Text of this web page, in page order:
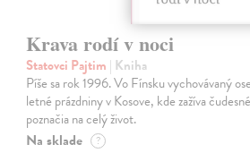
Krava rodí v noci
Statovci Pajtim | Kniha
Píše sa rok 1996. Vo Fínsku vychovávaný
letné prázdniny v Kosove, kde zažíva
poznačia na celý život.
Na sklade ?